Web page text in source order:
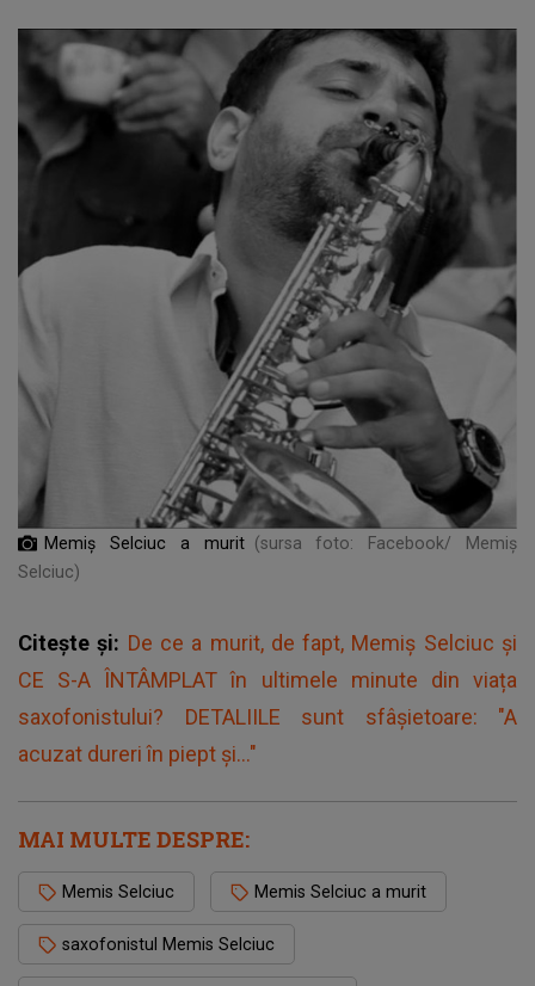
Memiș Selciuc a murit (sursa foto: Facebook/ Memiș
Selciuc)
Citește și: De ce a murit, de fapt, Memiș Selciuc și
CE S-A ÎNTÂMPLAT în ultimele minute din viața
saxofonistului? DETALIILE sunt sfâșietoare: "A
acuzat dureri în piept și..."
MAI MULTE DESPRE:
Memis Selciuc Memis Selciuc a murit
saxofonistul Memis Selciuc